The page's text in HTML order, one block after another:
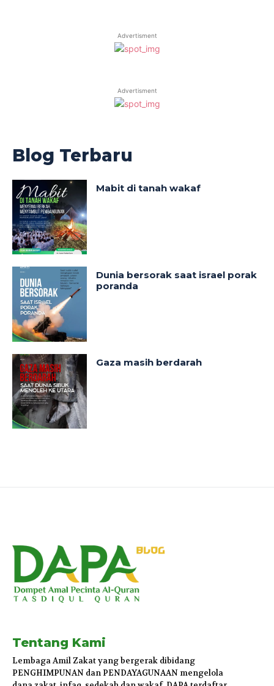
Advertisment
Advertisment
Blog Terbaru
Mabit di tanah wakaf
Dunia bersorak saat israel porak
poranda
Gaza masih berdarah
Tentang Kami
Lembaga Amil Zakat yang bergerak dibidang
PENGHIMPUNAN dan PENDAYAGUNAAN mengelola